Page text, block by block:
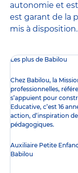
autonomie et
est garant de la
mis à disposition.
Les plus de Babilou
Chez Babilou, la
professionnelles,
s’appuient pour
Educative, c’est 16
action, d’inspiration
pédagogiques.
Auxiliaire Petite
Babilou